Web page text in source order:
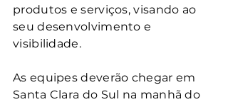
produtos e serviços, visando ao
seu desenvolvimento e
visibilidade.
As equipes deverão chegar em
Santa Clara do Sul na manhã do